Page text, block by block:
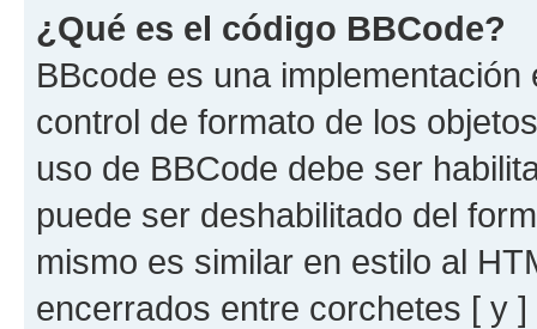
¿Qué es el código BBCode?
BBcode es una
control de formato de los
uso de BBCode debe ser
puede ser deshabilitado del
mismo es similar en estilo al
encerrados entre corchetes [ y